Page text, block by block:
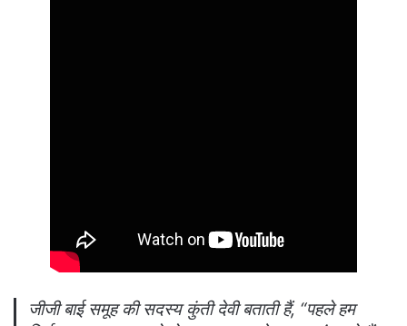
जीजी बाई समूह की सदस्य कुंती देवी बताती हैं, “पहले हम